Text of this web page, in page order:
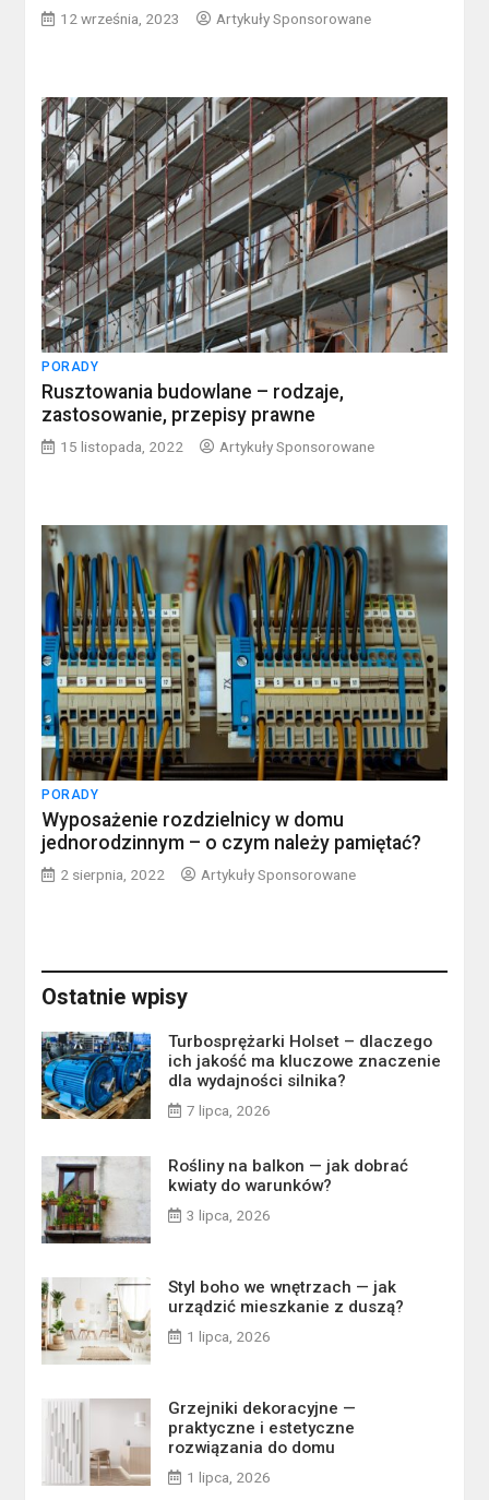
12 września, 2023 Artykuły Sponsorowane
PORADY
Rusztowania budowlane – rodzaje,
zastosowanie, przepisy prawne
15 listopada, 2022 Artykuły Sponsorowane
PORADY
Wyposażenie rozdzielnicy w domu
jednorodzinnym – o czym należy pamiętać?
2 sierpnia, 2022 Artykuły Sponsorowane
Ostatnie wpisy
Turbosprężarki Holset – dlaczego
ich jakość ma kluczowe znaczenie
dla wydajności silnika?
7 lipca, 2026
Rośliny na balkon — jak dobrać
kwiaty do warunków?
3 lipca, 2026
Styl boho we wnętrzach — jak
urządzić mieszkanie z duszą?
1 lipca, 2026
Grzejniki dekoracyjne —
praktyczne i estetyczne
rozwiązania do domu
1 lipca, 2026